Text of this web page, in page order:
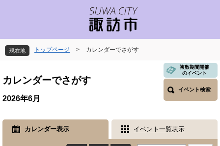
先
頭
す
を
飛
し
本
へ
現在地 トップページ > カレンダーでさがす
文
カレンダーでさがす
複数期間開催
のイベント
イベント検索
2026年6月
カレンダー表示 イベント一覧表示